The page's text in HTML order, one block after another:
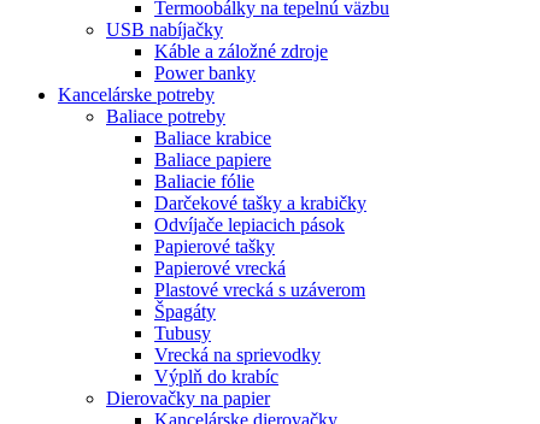
Termoobálky na tepelnú väzbu
USB nabíjačky
Káble a záložné zdroje
Power banky
Kancelárske potreby
Baliace potreby
Baliace krabice
Baliace papiere
Baliacie fólie
Darčekové tašky a krabičky
Odvíjače lepiacich pások
Papierové tašky
Papierové vrecká
Plastové vrecká s uzáverom
Špagáty
Tubusy
Vrecká na sprievodky
Výplň do krabíc
Dierovačky na papier
Kancelárske dierovačky